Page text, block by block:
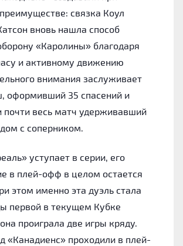
связка Коул
вновь нашла способ
«Каролины» благодаря
и активному движению
внимания заслуживает
оформивший 35 спасений и
почти весь матч удерживавший
с соперником.
уступает в серии, его
в плей-офф в целом остается
этом именно эта дуэль стала
первой в текущем Кубке
проиграла две игры кряду.
«Канадиенс» проходили в плей-